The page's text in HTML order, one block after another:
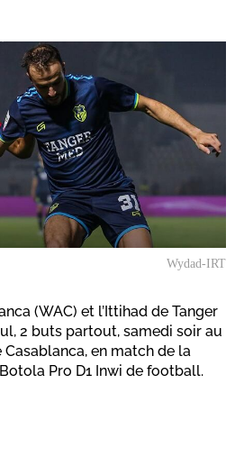
Wydad-IRT
(WAC) et l’Ittihad de Tanger
2 buts partout, samedi soir au
en match de la
Pro D1 Inwi de football.